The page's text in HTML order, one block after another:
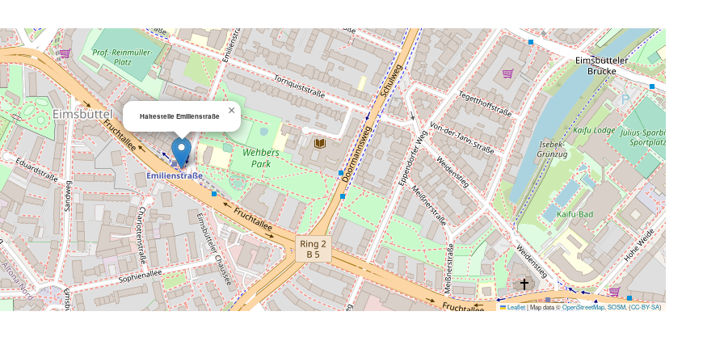
Haltestelle Emilienstraße ×
Leaflet|Map data ©OpenStreetMap ,SOSM , (CC-BY-SA)